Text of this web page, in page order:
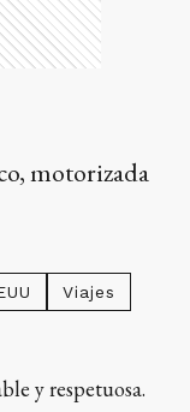
motorizada
Viajes
y respetuosa.